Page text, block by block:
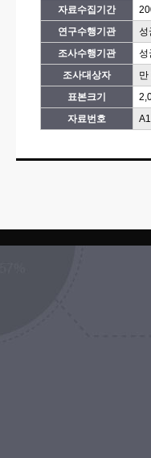
자료수집기간
연구수행기관
성
조사수행기관
성
조사대상자
만
표본크기
자료번호